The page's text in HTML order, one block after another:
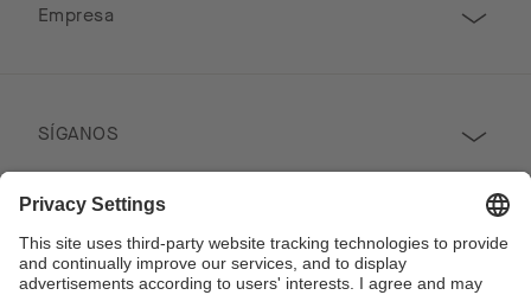
Empresa
SÍGANOS
Prensa